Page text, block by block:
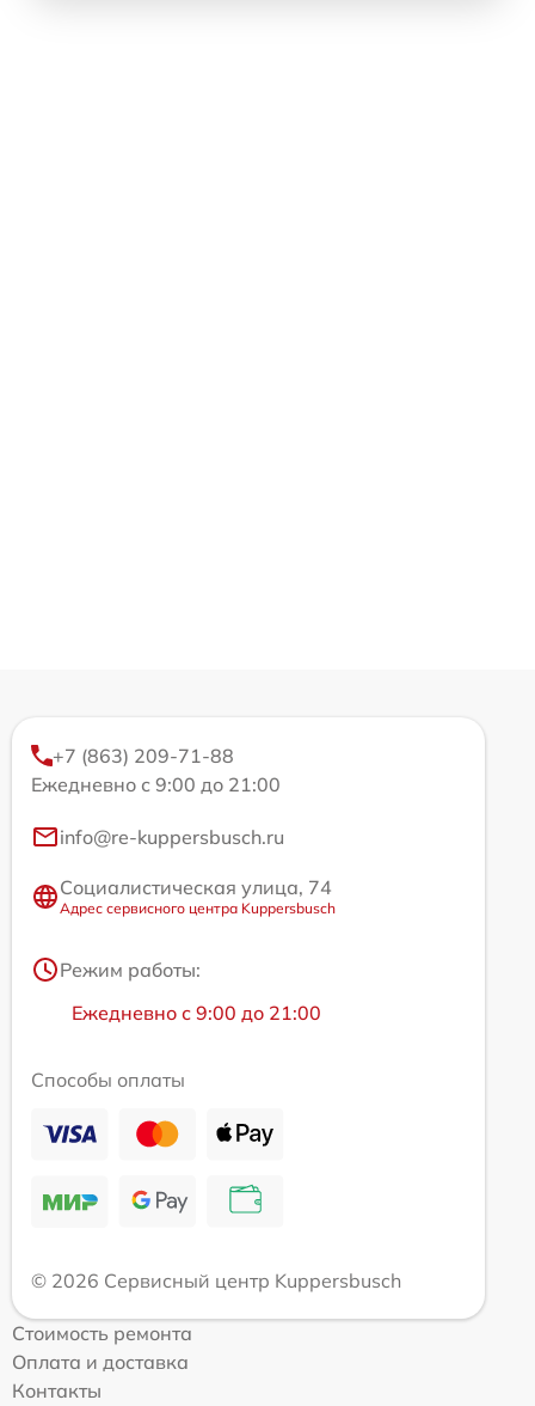
+7 (863) 209-71-88
Ежедневно с 9:00 до 21:00
info@re-kuppersbusch.ru
Социалистическая улица, 74
Адрес сервисного центра Kuppersbusch
Режим работы:
Ежедневно с 9:00 до 21:00
Способы оплаты
© 2026 Сервисный центр Kuppersbusch
Стоимость ремонта
Оплата и доставка
Контакты